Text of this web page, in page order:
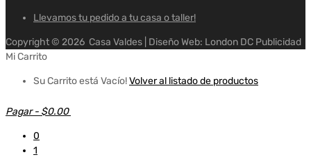
Llevamos tu pedido a tu casa o taller!
Copyright © 2026 Casa Valdes | Diseño Web: London DC Publicidad
Mi Carrito
Su Carrito está Vacío!Volver al listado de productos
Pagar - $0.00
0
1